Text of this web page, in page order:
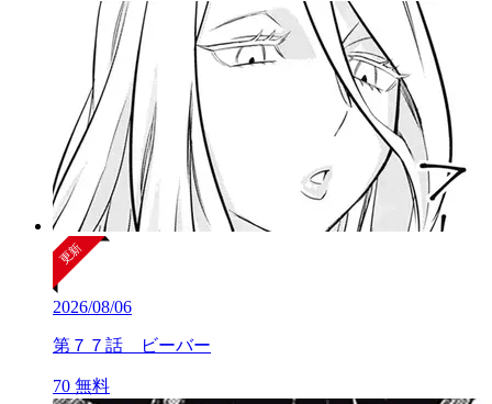
2026/08/06
第７７話 ビーバー
70 無料